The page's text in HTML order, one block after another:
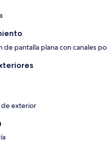
de pantalla plana con canales
exterior